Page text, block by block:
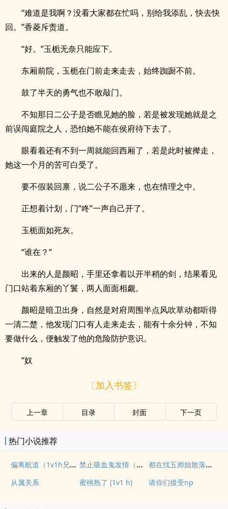
“难道是我啊？没看大家都在忙吗，别给我添乱，快去快
回。”香菱斥责道。
“好。”玉栀无奈只能应下。
东厢前院，玉栀在门前走来走去，始终踟蹰不前。
鼓了半天的勇气也不敢敲门。
不知那日二公子是否瞧见她的脸，若是被发现她就是之
前误闯庭院之人，恐怕她不能在侯府待下去了。
眼看着还有不到一周就能回西厢了，若是此时被撵走，
她这一个月的苦可白受了。
要不假装回禀，说二公子不愿来，也在情理之中。
正想着计划，门“咚”一声自己开了。
玉栀面如死灰。
“谁在？”
出来的人是颜昭，手里还拿着以开半稍的剑，结果看见
门口站着东厢的丫鬟，两人面面相觑。
颜昭是暗卫出身，自然是对府周围半点风吹草动都听得
一清二楚，他发现门口有人走来走去，能有十余分钟，不知
要做什么，便触发了他的危险防护意识。
“奴
〔加入书签〕
上一章 目录 封面 下一页
热门小说推荐
偏离航道（1v1h兄妹骨科bg） 禁止吸血鬼发情（姐狗高H 1v1） 都在找五师姐散落的法宝
从属关系 蜜桃熟了 (1v1 h) 请你们接受np